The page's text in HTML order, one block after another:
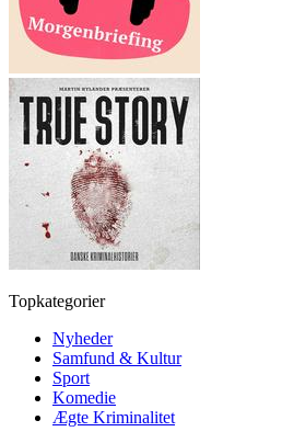
Topkategorier
Nyheder
Samfund & Kultur
Sport
Komedie
Ægte Kriminalitet